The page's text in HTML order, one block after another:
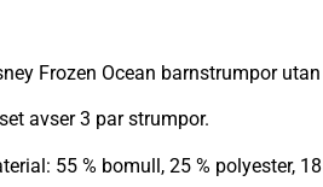
Frozen Ocean barnstrumpor
avser 3 par strumpor.
55 % bomull, 25 % polyester,